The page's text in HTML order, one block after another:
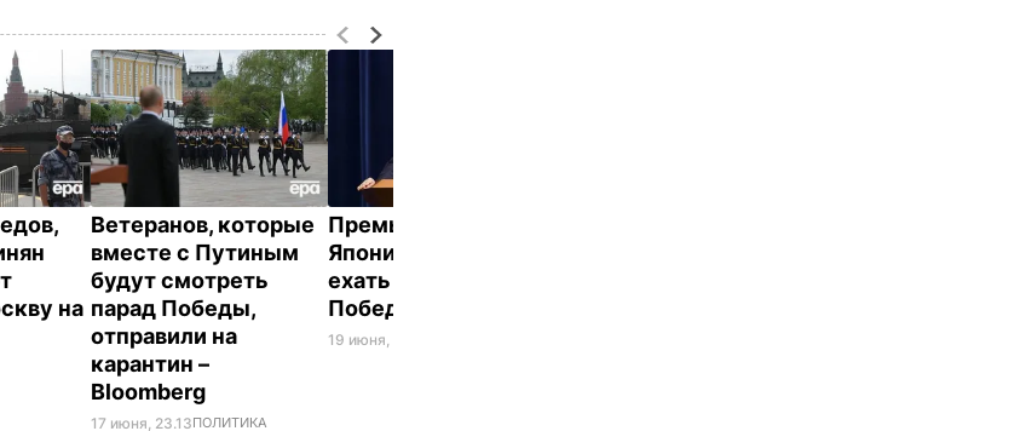
на
Ветеранов, которые
вместе с Путиным
будут смотреть
парад Победы,
отправили на
карантин –
Bloomberg
17 июня, 23.13ПОЛИТИКА
Премьер-министр
Японии отказался
ехать на парад
Победы в Москву
19 июня, 12.35